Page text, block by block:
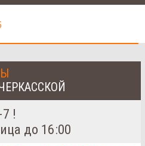
!
до 16:00